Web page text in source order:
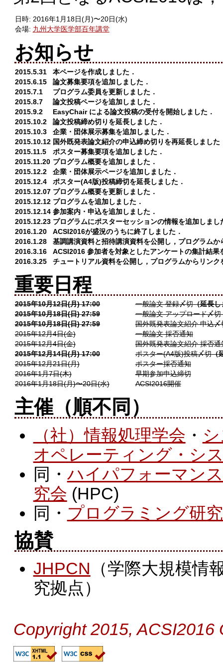
日時: 2016年1月18日(月)〜20日(水)
会場: 九州大学医学部百年講堂
お知らせ
2015.5.31
本ページを作成しました．
2015.6.15
論文募集要項を追加しました．
2015.7.1
プログラム委員を更新しました．
2015.8.7
論文投稿ページを追加しました．
2015.9.2
EasyChair による論文投稿の受付を開始しました．
2015.10.2
論文投稿締め切りを延長しました．
2015.10.3
企業・団体展示募集を追加しました．
2015.10.12 国外既発表論文紹介の申込締め切りを再延長しました
2015.11.5
ポスター募集要項を追加しました．
2015.11.20 プログラム概要を追加しました．
2015.12.2
企業・団体展示ページを追加しました．
2015.12.4
ポスター(A4版)投稿締切を延長しました．
2015.12.07 プログラム概要を更新しました．
2015.12.12 プログラムを追加しました．
2015.12.14 参加案内・申込を追加しました．
2015.12.23 プログラムにポスターセッションの情報を追加しまし
2016.1.20
ACSI2016が盛況のうちに終了しました．
2016.1.28
基調講演資料と招待講演資料を公開し，プログラムか
2016.3.16
ACSI2016 参加者を対象としたアンケートの集計結果
2016.3.25
チュートリアル資料を公開し，プログラムからリンク
重要日程
2015年10月12日(月) 17:00 一般論文 登録〆切（延長し
2015年10月18日(日) 27:59
一般論文 アップロード〆切
2015年10月18日(日) 27:59
国外既発表論文紹介 申込〆
2015年12月4日(金)
一般論文 採否通知
2015年12月4日(金)
国外既発表論文紹介 採否通
2015年12月14日(月) 17:00
ポスター(A4版)投稿〆切（
2015年12月21日(月)
ポスター採否通知
2016年1月7日(木)
早期参加申込締切
2016年1月18日(月)〜20日(水)
ACSI2016開催
主催（順不同）
（社）情報処理学会 ・
オペレーティング・シ
同・ハイパフォーマン
究会 (HPC)
同・ プログラミング研
協賛
JHPCN （学際大規模情
究拠点）
Copyright 2015, ACSI2016